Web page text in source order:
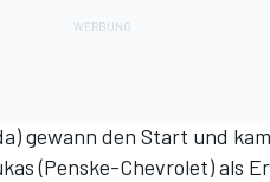
gewann den Start und
(Penske-Chevrolet) als